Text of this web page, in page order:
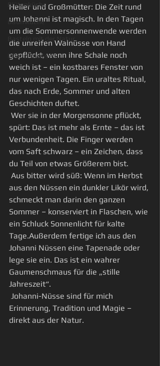
Blütenküche
Baumküche
Basteln mit der Natur
Pflanzenwissen
Heiler und Großmütter: Die Zeit rund
um Johanni ist magisch. In den Tagen
um die Sommersonnenwende werden
die unreifen Walnüsse von Hand
gepflückt, wenn ihre Schale noch
weich ist – ein kostbares Fenster von
nur wenigen Tagen. Ein uraltes Ritual,
das nach Erde, Sommer und alten
Geschichten duftet.
Wer sie in der Morgensonne pflückt,
spürt: Das ist mehr als Ernte – das ist
Verbundenheit. Die Finger werden
vom Saft schwarz – ein Zeichen, dass
du Teil von etwas Größerem bist.
Aus bitter wird süß: Wenn im Herbst
aus den Nüssen ein dunkler Likör wird,
schmeckt man darin den ganzen
Sommer – konserviert in Flaschen, wie
ein Schluck Sonnenlicht für kalte
Tage.Außerdem fertige ich aus den
Johanni Nüssen eine Tapenade oder
lege sie ein. Das ist ein wahrer
Gaumenschmaus für die „stille
Jahreszeit“.
Johanni-Nüsse sind für mich
Erinnerung, Tradition und Magie –
direkt aus der Natur.